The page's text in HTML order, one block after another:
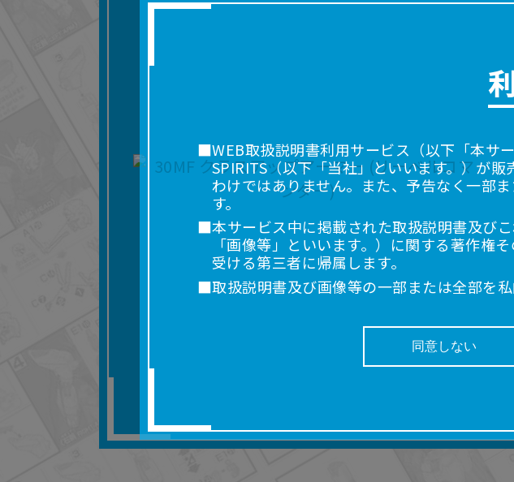
■WEB取扱説明書利用サービス（以下「本サ
SPIRITS（以下「当社」といいます。）が
わけではありません。また、予告なく一部
す。
■本サービス中に掲載された取扱説明書及び
「画像等」といいます。）に関する著作権
受ける第三者に帰属します。
■取扱説明書及び画像等の一部または全部を
れに限りません。）することは禁止いたし
■掲載している取扱説明書は、お客様が購入
■対象商品仕様の変更などにより、取扱説明
■当社は、取扱説明書の正確性確保に努めて
■お客様のご利用環境によっては、本サービ
同意しない